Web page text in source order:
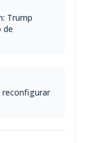
Trump
de
reconfigurar